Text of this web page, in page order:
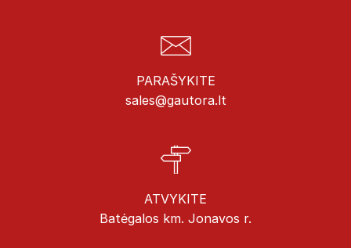
PARAŠYKITE
sales@gautora.lt
ATVYKITE
Batėgalos km. Jonavos r.